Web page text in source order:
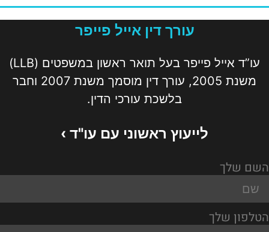
עורך דין אייל פייפר
עו”ד אייל פייפר בעל תואר ראשון במשפטים (LLB)
משנת 2005, עורך דין מוסמך משנת 2007 וחבר
בלשכת עורכי הדין.
לייעוץ ראשוני עם עו"ד ›
השם שלך
הטלפון שלך